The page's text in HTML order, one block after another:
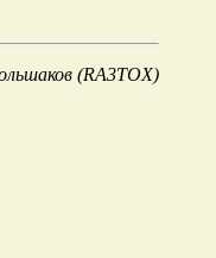
(RA3TOX)